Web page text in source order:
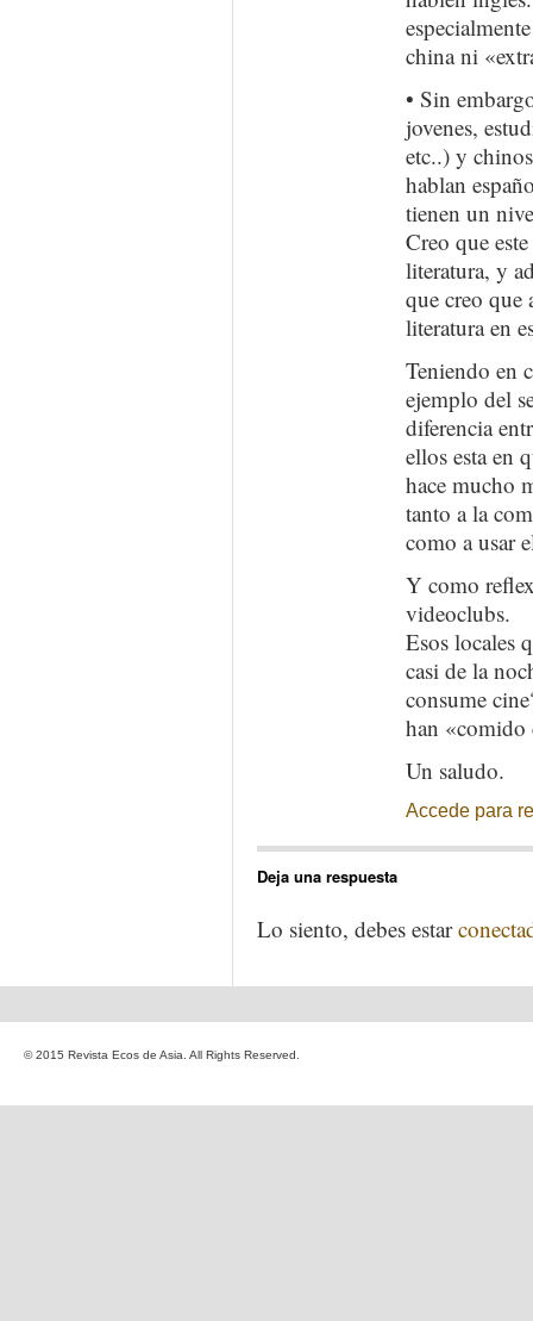
china ni
• Sin
jovenes,
etc..) y
hablan
tienen un
Creo que
literatura, y
que creo que
literatura en
Teniendo en
ejemplo del
diferencia
ellos esta en
hace mucho
tanto a la
como a usar
Y como
videoclubs.
Esos locales
casi de la
consume
han «comido
Un saludo.
Accede para
Deja una respuesta
Lo siento, debes estar
© 2015 Revista Ecos de Asia. All Rights Reserved.